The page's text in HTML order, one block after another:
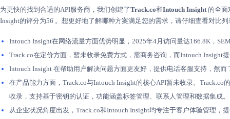
为更快的找到合适的API服务商，我们创建了Track.co和Intouch Insight的全面
Insight的评分为56 。想更好地了解哪种方案满足您的需求，请仔细查看对比列
Intouch Insight在网络流量方面优势明显，2025年4月访问量达166.8K，
Track.co在定价方面，暂未收录免费方式，需商务咨询，而Intouch
Intouch Insight 在帮助用户解决问题方面更友好，提供电话客服支持，然
在产品能力方面，Track.co与Intouch Insight的核心API暂未收录。
收录，支持基于密钥的认证，功能涵盖标签管理、联系人管理和数据集成。
从企业状况角度出发，Track.co和Intouch Insight均专注于客户体验管理